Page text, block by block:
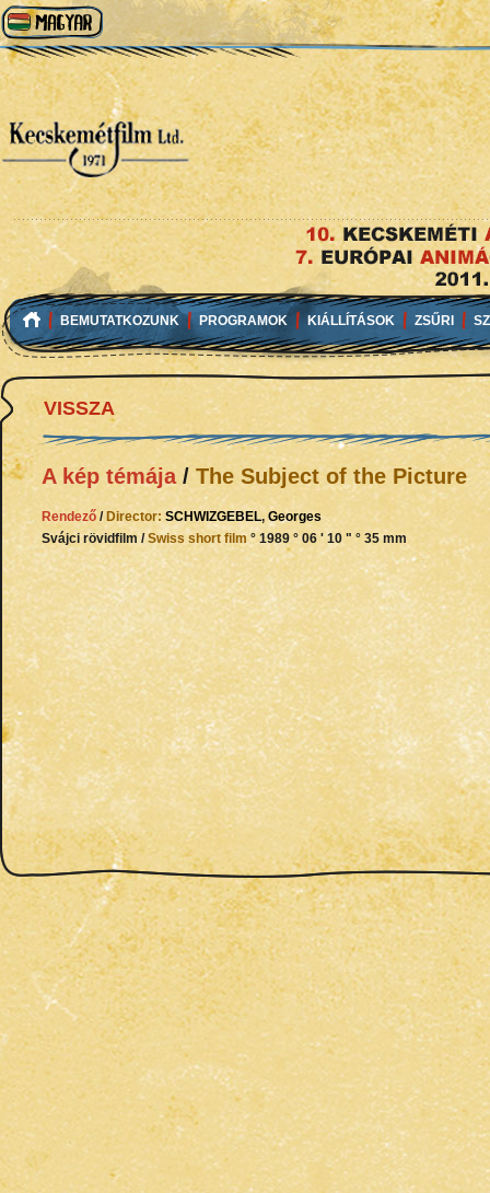
BEMUTATKOZUNK PROGRAMOK KIÁLLÍTÁSOK ZSŰRI
VISSZA
A kép témája/ The Subject of the Picture
Rendező / Director: SCHWIZGEBEL, Georges
Svájci rövidfilm /Swiss short film ° 1989 ° 06 ' 10 " ° 35 mm